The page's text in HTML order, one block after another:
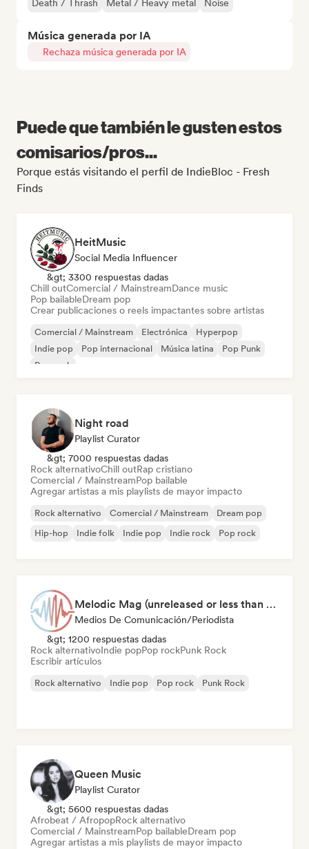
Death / Thrash Metal / Heavy metal Noise
Música generada por IA
Rechaza música generada por IA
Puede que también le gusten estos
comisarios/pros...
Porque estás visitando el perfil de IndieBloc - Fresh
Finds
HeitMusic
Social Media Influencer
&gt; 3300 respuestas dadas
Chill outComercial / MainstreamDance music
Pop bailableDream pop
Crear publicaciones o reels impactantes sobre artistas
Comercial / Mainstream Electrónica
Hyperpop
Indie pop
Pop internacional Música latina
Pop Punk
Pop rock
Night road
Playlist Curator
&gt; 7000 respuestas dadas
Rock alternativoChill outRap cristiano
Comercial / MainstreamPop bailable
Agregar artistas a mis playlists de mayor impacto
Rock alternativo Comercial / Mainstream
Dream pop
Hip-hop
Indie folk Indie pop Indie rock Pop rock
Melodic Mag (unreleased or less than 2 weeks since release)
Medios De Comunicación/Periodista
&gt; 1200 respuestas dadas
Rock alternativoIndie popPop rockPunk Rock
Escribir artículos
Rock alternativo Indie pop Pop rock Punk Rock
Queen Music
Playlist Curator
&gt; 5600 respuestas dadas
Afrobeat / AfropopRock alternativo
Comercial / MainstreamPop bailableDream pop
Agregar artistas a mis playlists de mayor impacto